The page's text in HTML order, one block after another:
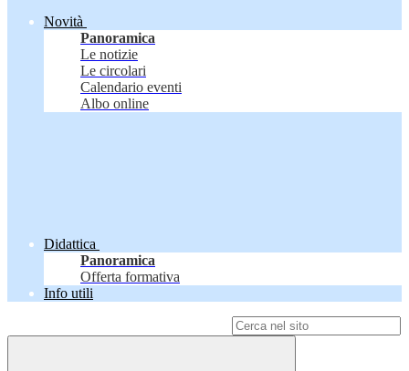
Novità
Panoramica
Le notizie
Le circolari
Calendario eventi
Albo online
Didattica
Panoramica
Offerta formativa
Info utili